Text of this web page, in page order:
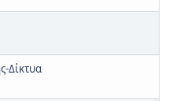
Δίκτυα